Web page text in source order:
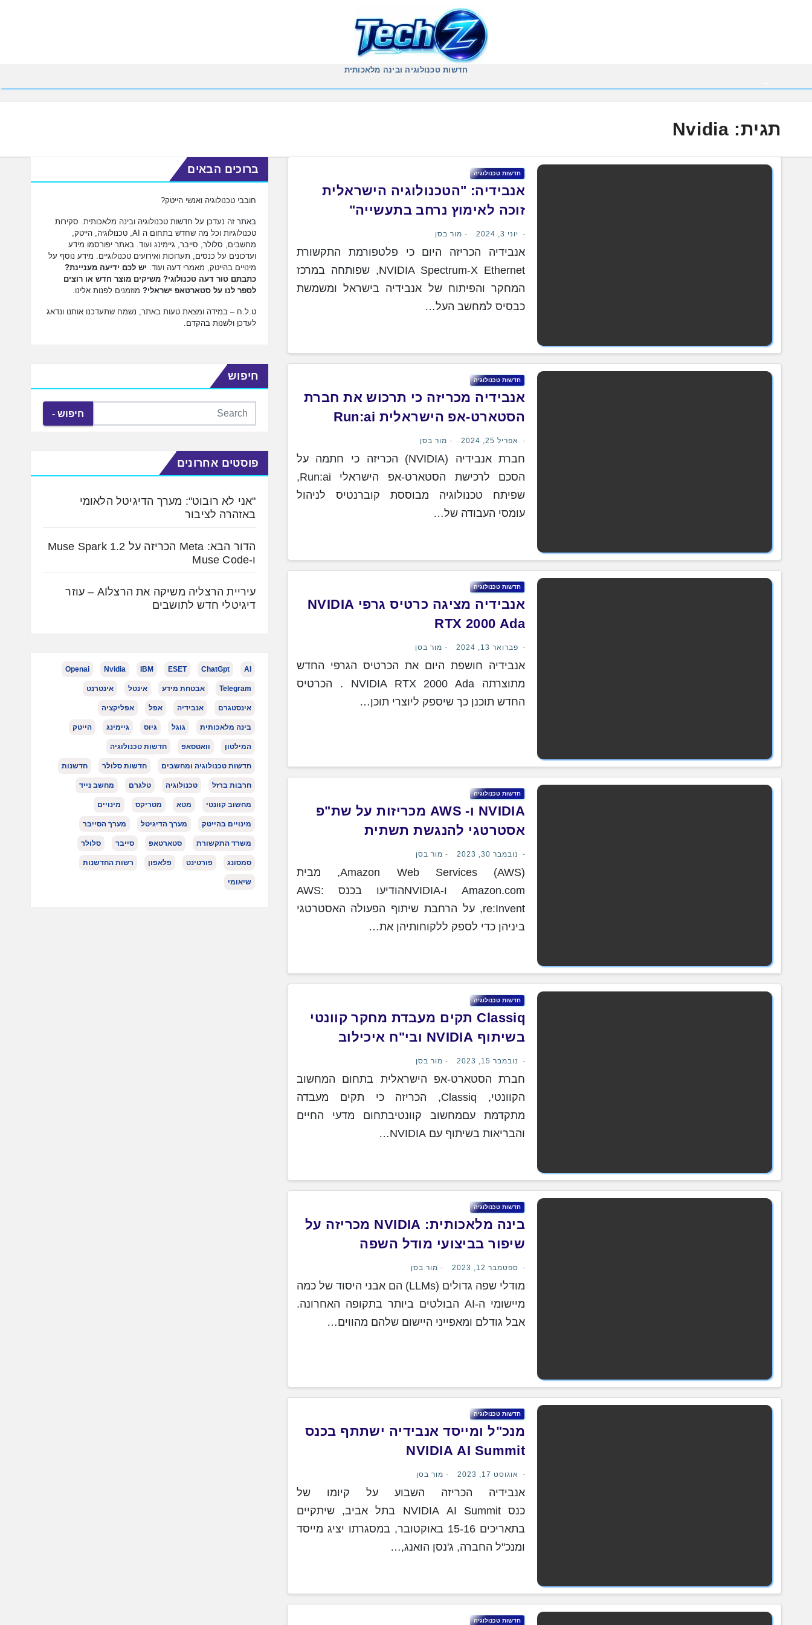
חדשות טכנולוגיה ובינה מלאכותית
תגית: Nvidia
חדשות טכנולוגיה
אנבידיה: "הטכנולוגיה הישראלית
זוכה לאימוץ נרחב בתעשייה"
יוני 3, 2024 מור בסן
אנבידיה הכריזה היום כי פלטפורמת התקשורת
NVIDIA Spectrum-X Ethernet, שפותחה במרכז
המחקר והפיתוח של אנבידיה בישראל ומשמשת
כבסיס למחשב העל…
חדשות טכנולוגיה
אנבידיה מכריזה כי תרכוש את חברת
הסטארט-אפ הישראלית Run:ai
אפריל 25, 2024 מור בסן
חברת אנבידיה (NVIDIA) הכריזה כי חתמה על
הסכם לרכישת הסטארט-אפ הישראלי Run:ai,
שפיתח טכנולוגיה מבוססת קוברנטיס לניהול
עומסי העבודה של…
חדשות טכנולוגיה
אנבידיה מציגה כרטיס גרפי NVIDIA
RTX 2000 Ada
פברואר 13, 2024 מור בסן
אנבידיה חושפת היום את הכרטיס הגרפי החדש
מתוצרתה NVIDIA RTX 2000 Ada . הכרטיס
החדש תוכנן כך שיספק ליוצרי תוכן…
חדשות טכנולוגיה
NVIDIA ו- AWS מכריזות על שת"פ
אסטרטגי להנגשת תשתית
מחשוב-על ובינה מלאכותית
נובמבר 30, 2023 מור בסן
Amazon Web Services (AWS), מבית
Amazon.com ו-NVIDIAהודיעו בכנס AWS:
re:Invent, על הרחבת שיתוף הפעולה האסטרטגי
ביניהן כדי לספק ללקוחותיהן את…
חדשות טכנולוגיה
Classiq תקים מעבדת מחקר קוונטי
בשיתוף NVIDIA ובי"ח איכילוב
נובמבר 15, 2023 מור בסן
חברת הסטארט-אפ הישראלית בתחום המחשוב
הקוונטי, Classiq, הכריזה כי תקים מעבדה
מתקדמת עםמחשוב קוונטיבתחום מדעי החיים
והבריאות בשיתוף עם NVIDIA…
חדשות טכנולוגיה
בינה מלאכותית: NVIDIA מכריזה על
שיפור בביצועי מודל השפה
ספטמבר 12, 2023 מור בסן
מודלי שפה גדולים (LLMs) הם אבני היסוד של כמה
מיישומי ה-AI הבולטים ביותר בתקופה האחרונה.
אבל גודלם ומאפייני היישום שלהם מהווים…
חדשות טכנולוגיה
מנכ"ל ומייסד אנבידיה ישתתף בכנס
NVIDIA AI Summit
אוגוסט 17, 2023 מור בסן
אנבידיה הכריזה השבוע על קיומו של
כנס NVIDIA AI Summit בתל אביב, שיתקיים
בתאריכים 15-16 באוקטובר, במסגרתו יציג מייסד
ומנכ"ל החברה, ג'נסן הואנג,…
חדשות טכנולוגיה
ברוכים הבאים
חובבי טכנולוגיה ואנשי הייטק?
באתר זה נעדכן על חדשות טכנולוגיה ובינה מלאכותית. סקירות
טכנולוגיות וכל מה שחדש בתחום ה AI, טכנולוגיה, הייטק,
מחשבים, סלולר, סייבר, גיימינג ועוד. באתר יפורסמו מידע
ועדכונים על כנסים, תערוכות ואירועים טכנולוגיים. מידע נוסף על
מינויים בהייטק, מאמרי דעה ועוד. יש לכם ידיעה מעניינת?
כתבתם טור דעה טכנולוגי? משיקים מוצר חדש או רוצים
לספר לנו על סטארטאפ ישראלי? מוזמנים לפנות אלינו.
ט.ל.ח – במידה ומצאת טעות באתר, נשמח שתעדכנו אותנו ונדאג
לעדכן ולשנות בהקדם.
חיפוש
חיפוש
פוסטים אחרונים
"אני לא רובוט": מערך הדיגיטל הלאומי
באזהרה לציבור
הדור הבא: Meta הכריזה על Muse Spark 1.2
ו-Muse Code
עיריית הרצליה משיקה את הרצלAI – עוזר
דיגיטלי חדש לתושבים
AI
ChatGpt
ESET
IBM
Nvidia
Openai
Telegram אבטחת מידע אינטל אינטרנט
אינסטגרם אנבידיה אפל אפליקציה
בינה מלאכותית גוגל גיוס גיימינג הייטק
המילטון וואטסאפ חדשות טכנולוגיה
חדשות טכנולוגיה ומחשבים חדשות סלולר חדשנות
חרבות ברזל טכנולוגיה טלגרם מחשב נייד
מחשוב קוונטי מטא מטריקס מינויים
מינויים בהייטק מערך הדיגיטל מערך הסייבר
משרד התקשורת סטארטאפ סייבר סלולר
סמסונג פורטינט פלאפון רשות החדשנות
שיאומי